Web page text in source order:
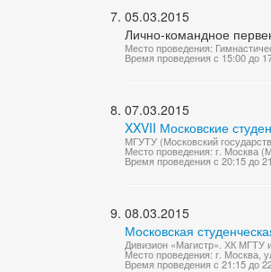
05.03.2015
Лично-командное
Место проведения:
Время проведения с 15:00 до
07.03.2015
XXVII Московские
МГУТУ (Московский
Место проведения: г. Москва
Время проведения с 20:15 до
08.03.2015
Московская
Дивизион «Магистр». ХК
Место проведения: г. Москва,
Время проведения с 21:15 до